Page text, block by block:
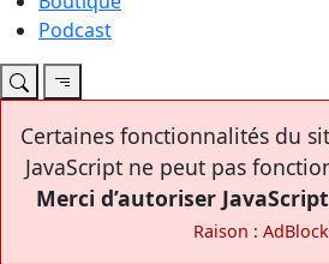
Podcast
Certaines fonctionnalités du
JavaScript ne peut pas
Merci d’autoriser
Raison :